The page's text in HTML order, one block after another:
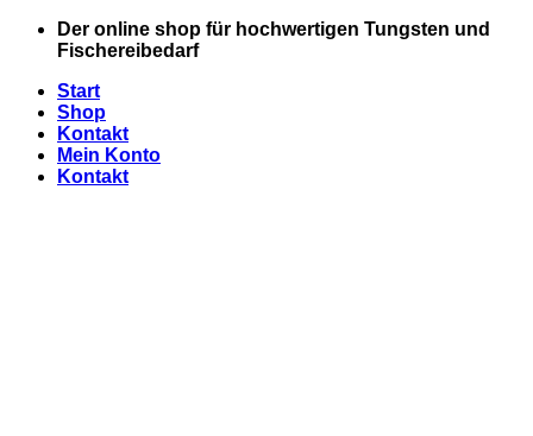
Zum
Der online shop für hochwertigen Tungsten und
Fischereibedarf
Start
Shop
Kontakt
Mein Konto
Kontakt